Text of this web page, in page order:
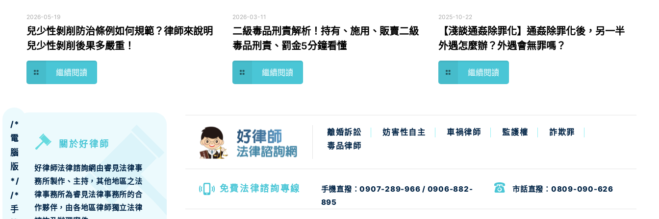
2026-05-19
兒少性剝削防治條例如何規範？律師來說明
兒少性剝削後果多嚴重！
繼續閱讀
2026-03-11
二級毒品刑責解析！持有、施用、販賣二級
毒品刑責、罰金5分鐘看懂
繼續閱讀
2025-10-22
【淺談通姦除罪化】通姦除罪化後，另一半
外遇怎麼辦？外遇會無罪嗎？
繼續閱讀
/*
電
腦
版
*/
/*
手
關於好律師
好律師法律諮詢網由睿見法律事
務所製作、主持，其他地區之法
律事務所為睿見法律事務所的合
作夥伴，由各地區律師獨立法律
離婚訴訟 妨害性自主 車禍律師 監護權
詐欺罪
毒品律師
免費法律諮詢專線 手機直撥：0907-289-966 / 0906-882-
895
市話直撥： 0809-090-626